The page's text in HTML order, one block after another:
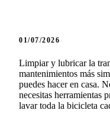
01/07/2026
Limpiar y lubricar la
mantenimientos más
puedes hacer en casa.
necesitas herramientas
lavar toda la bicicleta